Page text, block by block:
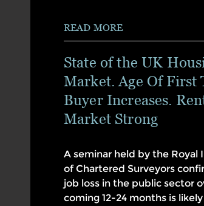
READ MORE
State of the UK
Market. Age Of First
Buyer Increases.
Market Strong
A seminar held by the Royal
of Chartered Surveyors
job loss in the public sector
coming 12-24 months is